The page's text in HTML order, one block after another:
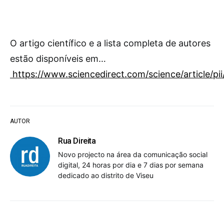
AUTOR
Rua Direita
Novo projecto na área da comunicação social
digital, 24 horas por dia e 7 dias por semana
dedicado ao distrito de Viseu
O artigo científico e a lista completa de autores
estão disponíveis em…
https://www.sciencedirect.com/science/article/